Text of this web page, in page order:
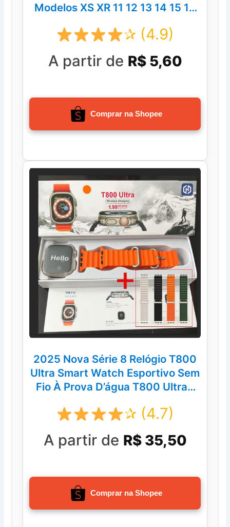
Modelos XS XR 11 12 13 14 15 16
✰ (4.9)
A partir de R$ 5,60
Comprar na Shopee
2025 Nova Série 8 Relógio T800
Ultra Smart Watch Esportivo Sem
Fio À Prova D’água T800 Ultra2
✰ (4.7)
A partir de R$ 35,50
Comprar na Shopee